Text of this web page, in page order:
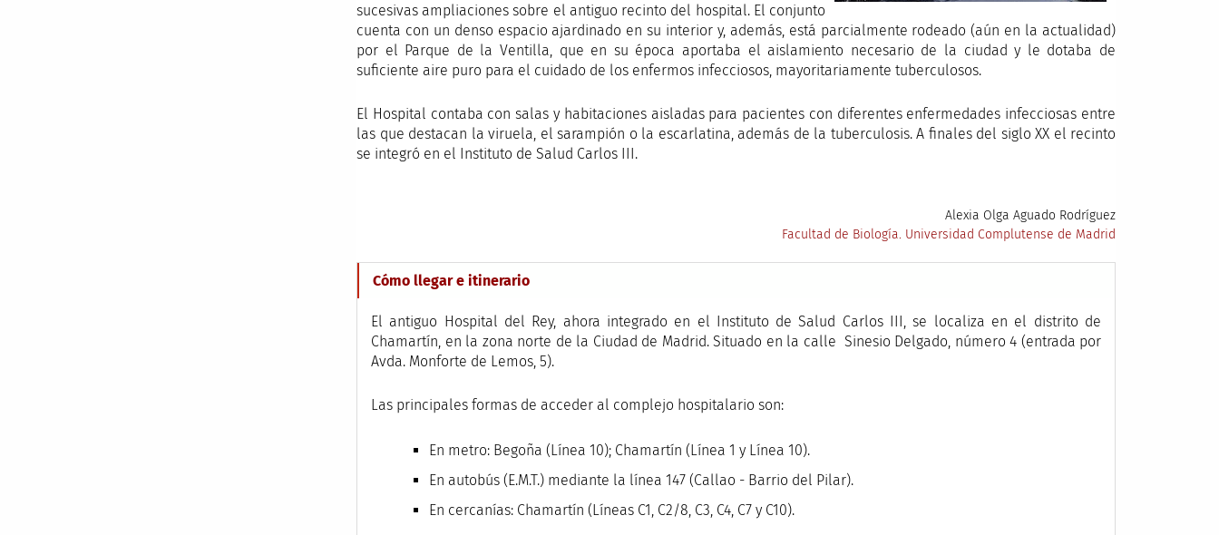
sucesivas ampliaciones sobre el antiguo recinto del hospital. El conjunto
cuenta con un denso espacio ajardinado en su interior y, además, está parcialmente rodeado (aún en la actualidad)
por el Parque de la Ventilla, que en su época aportaba el aislamiento necesario de la ciudad y le dotaba de
suficiente aire puro para el cuidado de los enfermos infecciosos, mayoritariamente tuberculosos.
El Hospital contaba con salas y habitaciones aisladas para pacientes con diferentes enfermedades infecciosas entre
las que destacan la viruela, el sarampión o la escarlatina, además de la tuberculosis. A finales del siglo XX el recinto
se integró en el Instituto de Salud Carlos III.
Alexia Olga Aguado Rodríguez
Facultad de Biología. Universidad Complutense de Madrid
Cómo llegar e itinerario
El antiguo Hospital del Rey, ahora integrado en el Instituto de Salud Carlos III, se localiza en el distrito de
Chamartín, en la zona norte de la Ciudad de Madrid. Situado en la calle Sinesio Delgado, número 4 (entrada por
Avda. Monforte de Lemos, 5).
Las principales formas de acceder al complejo hospitalario son:
En metro: Begoña (Línea 10); Chamartín (Línea 1 y Línea 10).
En autobús (E.M.T.) mediante la línea 147 (Callao - Barrio del Pilar).
En cercanías: Chamartín (Líneas C1, C2/8, C3, C4, C7 y C10).